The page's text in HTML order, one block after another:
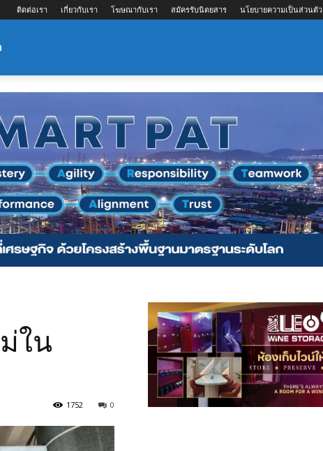
ติดต่อเรา เกี่ยวกับเรา โฆษณากับเรา สมัครรับนิตยสาร นโยบายความเป็นส่วนตัว
ใน
0
1752